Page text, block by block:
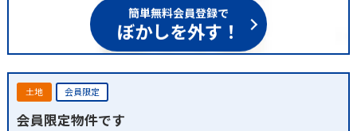
簡単無料会員登録で
ぼかしを外す！
土地 会員限定
会員限定物件です